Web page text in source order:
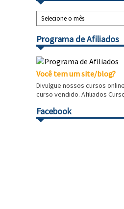
Programa de Afiliados
Você tem um site/blog?
Divulgue nossos cursos
curso vendido. Afiliados
Facebook